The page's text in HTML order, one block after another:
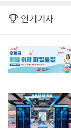
인기기사